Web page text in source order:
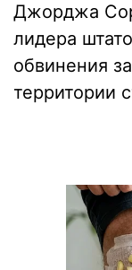
Джорджа
лидера
обвинения
территории